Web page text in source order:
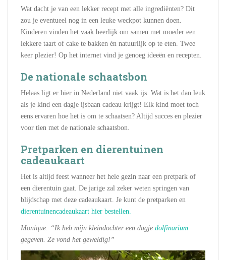
Wat dacht je van een lekker recept met alle ingrediënten? Dit
zou je eventueel nog in een leuke weckpot kunnen doen.
Kinderen vinden het vaak heerlijk om samen met moeder een
lekkere taart of cake te bakken én natuurlijk op te eten. Twee
keer plezier! Op het internet vind je genoeg ideeën en recepten.
De nationale schaatsbon
Helaas ligt er hier in Nederland niet vaak ijs. Wat is het dan leuk
als je kind een dagje ijsbaan cadeau krijgt! Elk kind moet toch
eens ervaren hoe het is om te schaatsen? Altijd succes en plezier
voor tien met de nationale schaatsbon.
Pretparken en dierentuinen
cadeaukaart
Het is altijd feest wanneer het hele gezin naar een pretpark of
een dierentuin gaat. De jarige zal zeker weten springen van
blijdschap met deze cadeaukaart. Je kunt de pretparken en
dierentuinencadeaukaart hier bestellen.
Monique: “Ik heb mijn kleindochter een dagje dolfinarium
gegeven. Ze vond het geweldig!”